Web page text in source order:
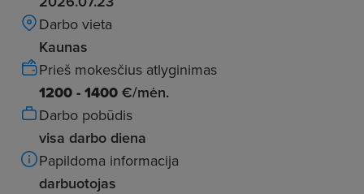
Darbo vieta
Kaunas
Prieš mokesčius atlyginimas
1200 - 1400 €/mėn.
Darbo pobūdis
visa darbo diena
Papildoma informacija
darbuotojas